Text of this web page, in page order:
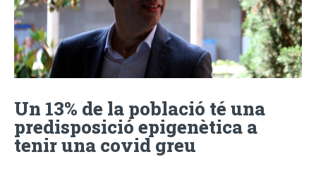
Un 13% de la població té una
predisposició epigenètica a
tenir una covid greu